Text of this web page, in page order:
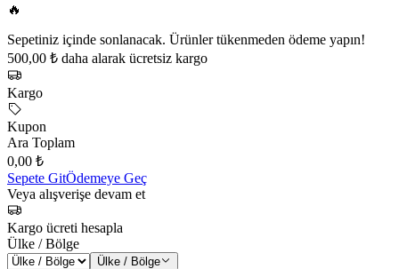
🔥
Sepetiniz içinde sonlanacak. Ürünler tükenmeden ödeme yapın!
500,00 ₺ daha alarak ücretsiz kargo
Kargo
Kupon
Ara Toplam
0,00 ₺
Sepete GitÖdemeye Geç
Veya alışverişe devam et
Kargo ücreti hesapla
Ülke / Bölge
Ülke / Bölge